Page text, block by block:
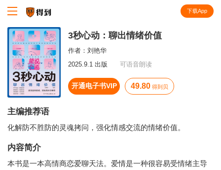
下载App
3秒心动：聊出情绪价值
作者： 刘艳华
2025.9.1 出版
可语音朗读
开通电子书VIP 49.80 得到贝
主编推荐语
化解防不胜防的灵魂拷问，强化情感交流的情绪价值。
内容简介
本书是一本高情商恋爱聊天法。爱情是一种很容易受情绪主导